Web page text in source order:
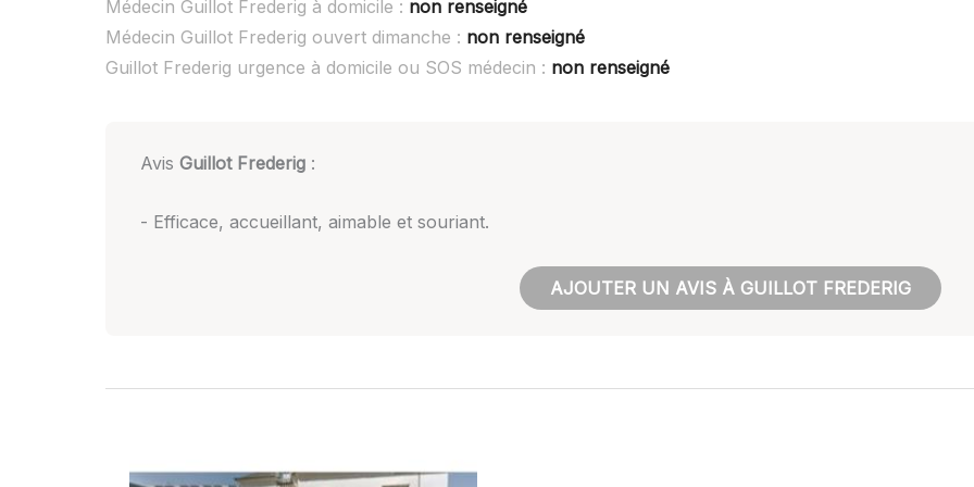
Médecin Guillot Frederig à domicile : non renseigné
Médecin Guillot Frederig ouvert dimanche : non renseigné
Guillot Frederig urgence à domicile ou SOS médecin : non renseigné
Avis Guillot Frederig :
- Efficace, accueillant, aimable et souriant.
AJOUTER UN AVIS À GUILLOT FREDERIG